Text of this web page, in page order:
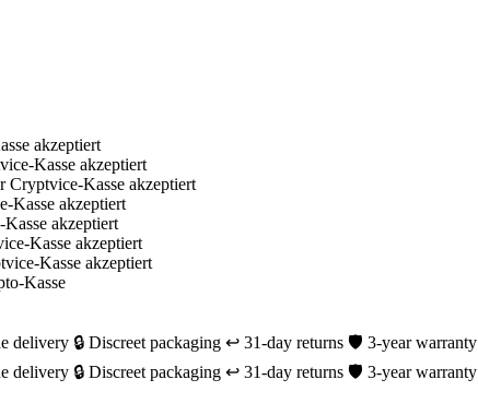
delivery 🔒 Discreet packaging ↩️ 31-day returns 🛡️ 3-year warranty
delivery 🔒 Discreet packaging ↩️ 31-day returns 🛡️ 3-year warranty